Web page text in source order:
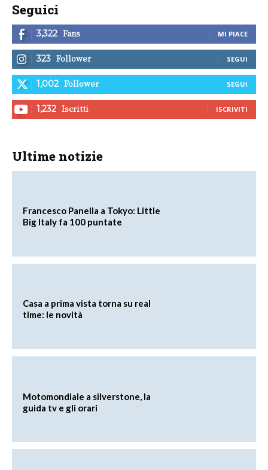
Seguici
3,322 Fans MI PIACE
323 Follower SEGUI
1,002 Follower SEGUI
1,232 Iscritti ISCRIVITI
Ultime notizie
Francesco Panella a Tokyo: Little
Big Italy fa 100 puntate
Casa a prima vista torna su real
time: le novità
Motomondiale a silverstone, la
guida tv e gli orari